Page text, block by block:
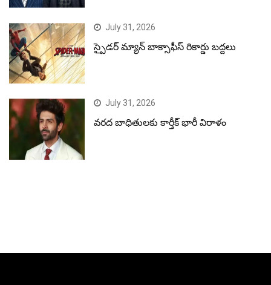
July 31, 2026
స్పైడర్ మ్యాన్ బాక్సాఫీస్ రికార్డు బద్దలు
July 31, 2026
వరద బాధితులకు కార్తీక్ భారీ విరాళం